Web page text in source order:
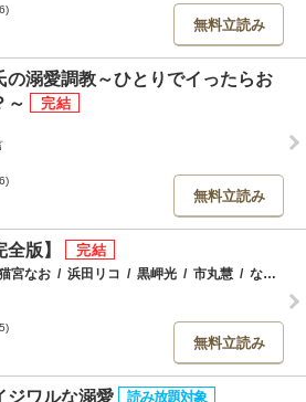
無料立読み
の溺愛調教～ひとりでイったらお
～
無料立読み
全版】
宮なお / 浜田リコ / 黒岬光 / 市丸慧 / なま子
無料立読み
ジワルな溺愛